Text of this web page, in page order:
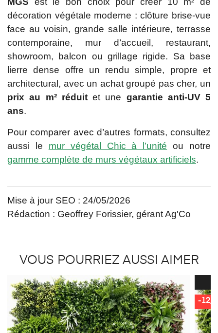
décoration végétale moderne : clôture brise-vue
face au voisin, grande salle intérieure, terrasse
contemporaine, mur d’accueil, restaurant,
showroom, balcon ou grillage rigide. Sa base
lierre dense offre un rendu simple, propre et
architectural, avec un achat groupé pas cher, un
prix au m² réduitet une garantie anti-UV 5
ans.
Pour comparer avec d’autres formats, consultez
aussi le mur végétal Chic à l’unité ou notre
gamme complète de murs végétaux artificiels.
Mise à jour SEO : 24/05/2026
Rédaction : Geoffrey Forissier, gérant Ag'Co
VOUS POURRIEZ AUSSI AIMER
-